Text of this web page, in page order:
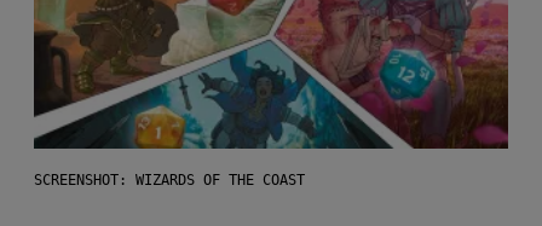
SCREENSHOT: WIZARDS OF THE COAST